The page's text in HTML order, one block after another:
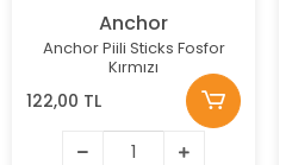
Anchor
Anchor Piili Sticks Fosfor
Kırmızı
122,00 TL